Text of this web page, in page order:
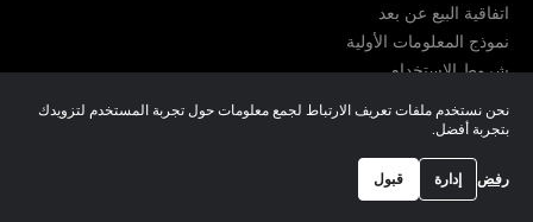
©
2026
tabii, جميع الحقوق محفوظة
اتفاقية البيع عن بعد
نموذج المعلومات الأولية
شروط الإستخدام
تفضيلات ملفات تعريف الارتباط
نحن نستخدم ملفات تعريف الارتباط لجمع معلومات حول تجربة المستخدم لتزويدك
بتجربة أفضل.
رفض إدارة قبول